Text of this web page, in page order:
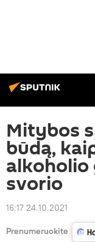
Mitybos
būdą,
alkoholio
svorio
16:17 24.10.2021
Prenumeruokite